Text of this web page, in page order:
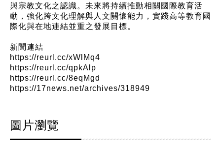
與宗教文化之認識。未來將持續推動相關國際教育活
動，強化跨文化理解與人文關懷能力，實踐高等教育國
際化與在地連結並重之發展目標。
新聞連結
https://reurl.cc/xWlMq4
https://reurl.cc/qpkAlp
https://reurl.cc/8eqMgd
https://17news.net/archives/318949
圖片瀏覽